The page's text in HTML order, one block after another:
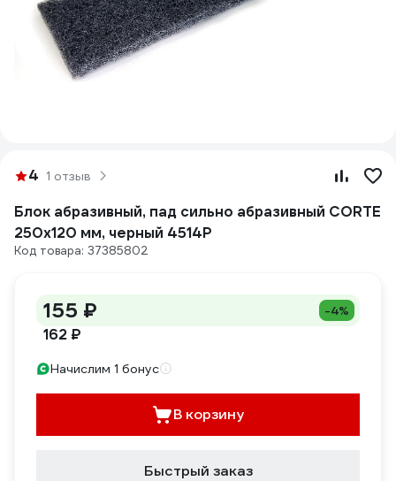
4 1 отзыв
Блок абразивный, пад сильно абразивный CORTE
250x120 мм, черный 4514Р
Код товара: 37385802
155 ₽ -4%
162 ₽
Начислим 1 бонус
В корзину
Быстрый заказ